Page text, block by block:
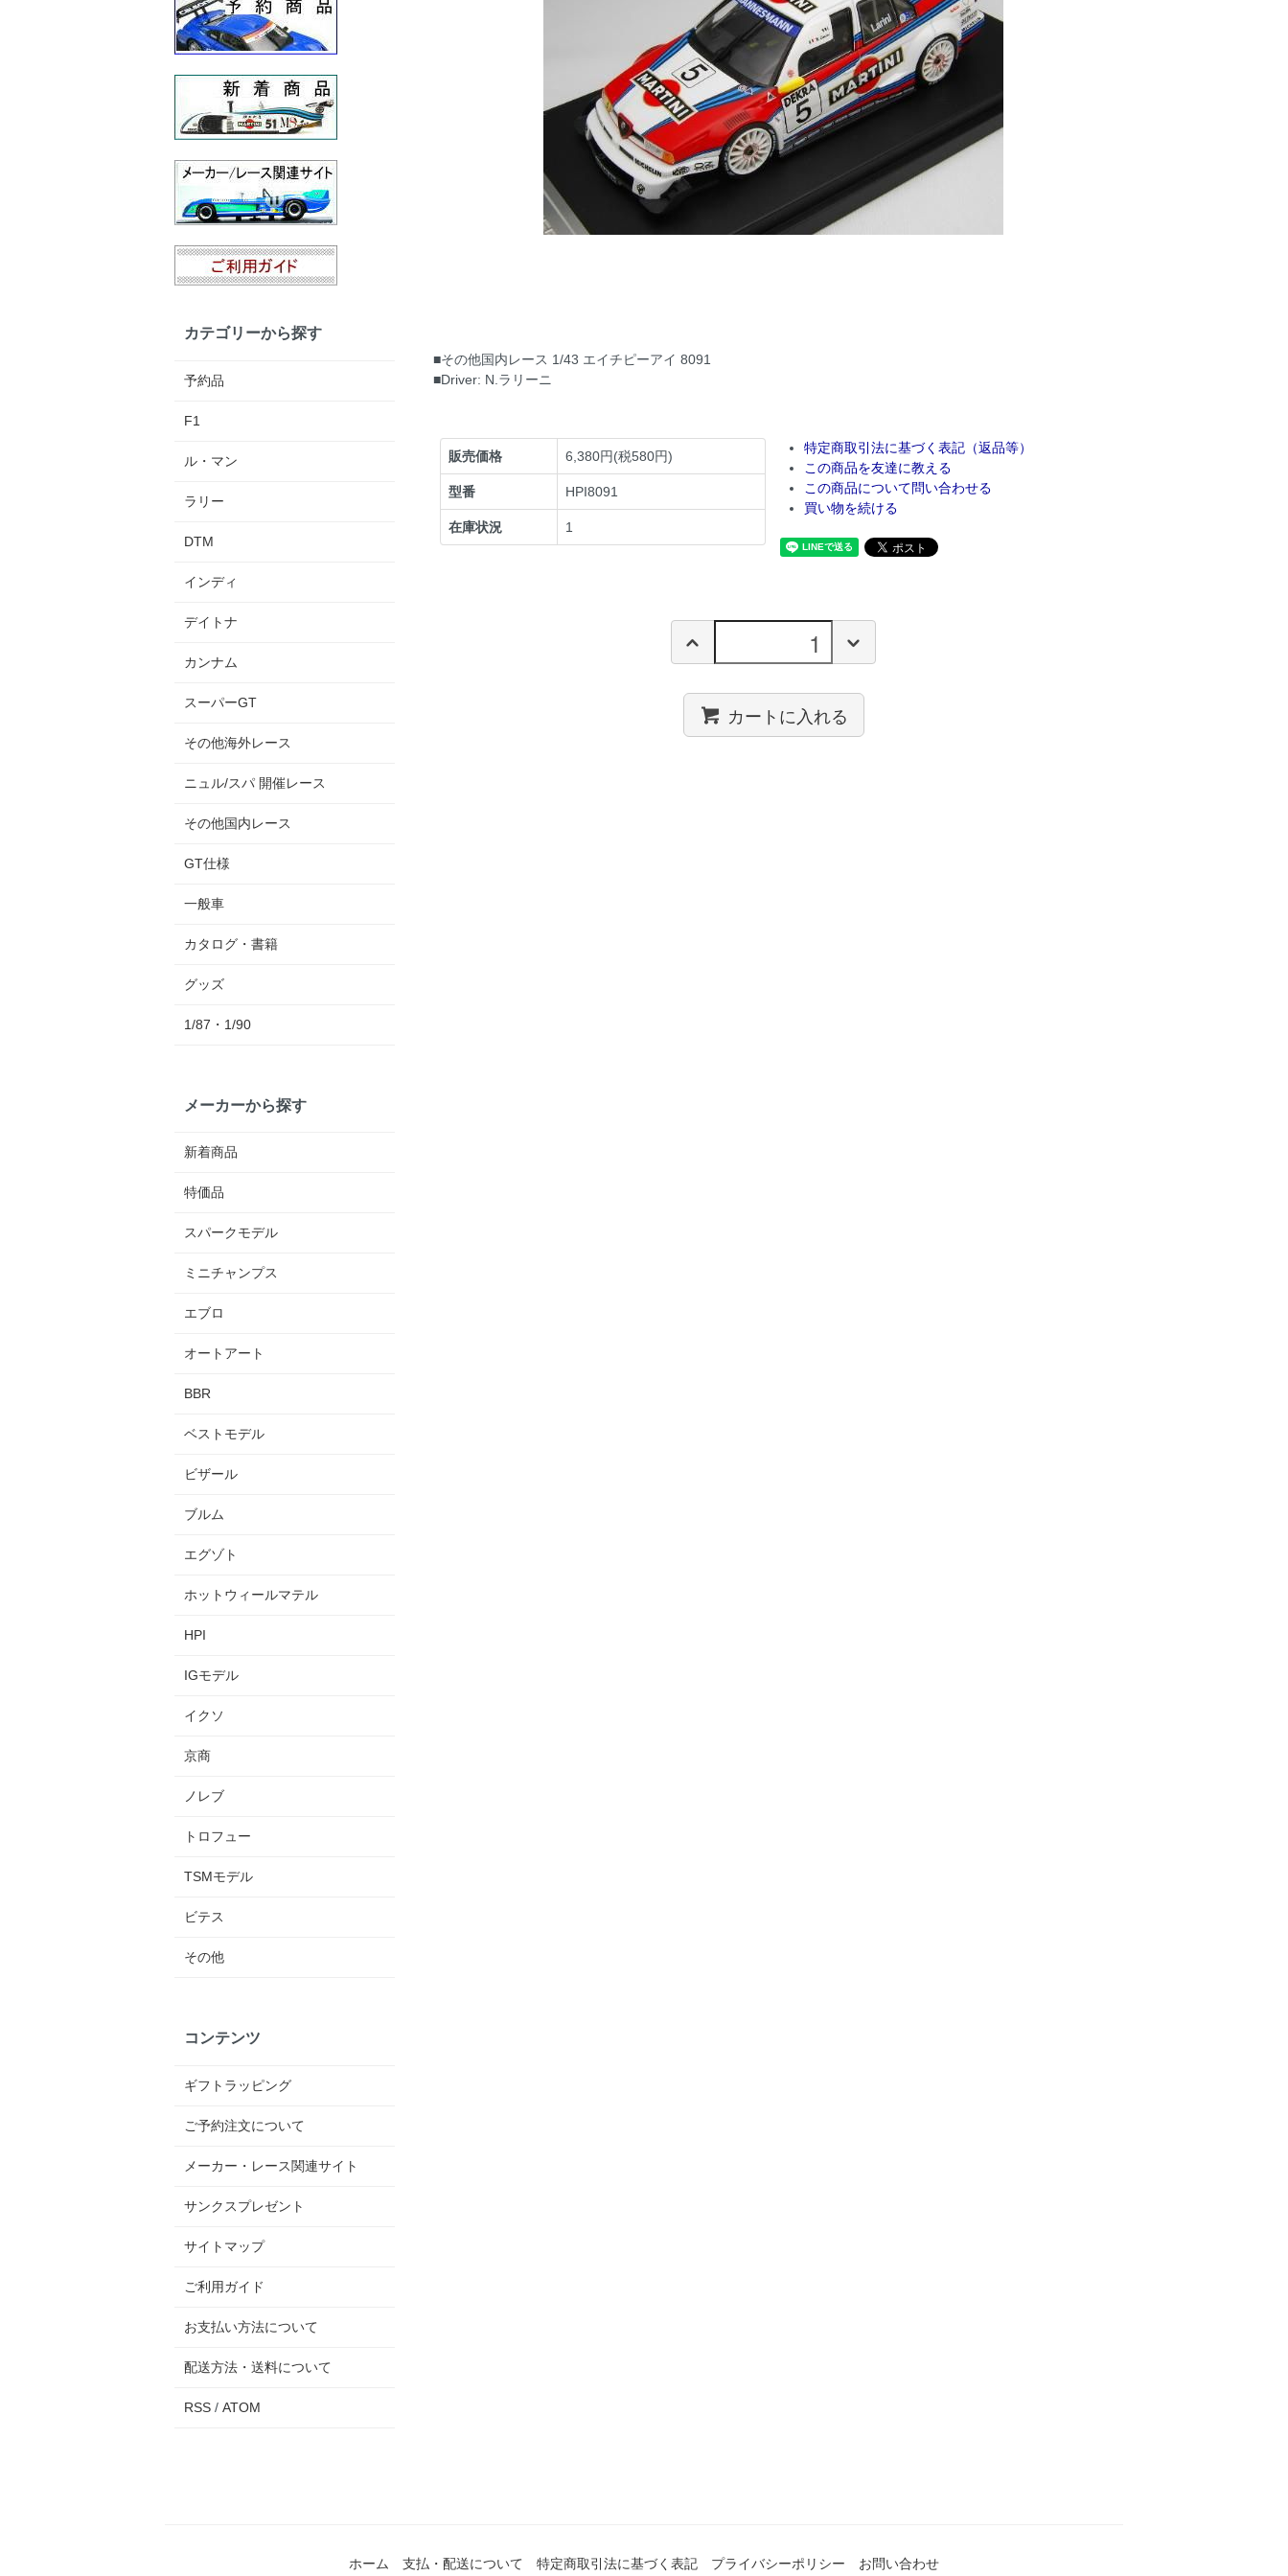
■その他国内レース 1/43 エイチピーアイ 8091
■Driver: N.ラリーニ
販売価格 6,380円(税580円)
型番 HPI8091
在庫状況 1
特定商取引法に基づく表記（返品等）
この商品を友達に教える
この商品について問い合わせる
買い物を続ける
カートに入れる
カテゴリーから探す
予約品
F1
ル・マン
ラリー
DTM
インディ
デイトナ
カンナム
スーパーGT
その他海外レース
ニュル/スパ 開催レース
その他国内レース
GT仕様
一般車
カタログ・書籍
グッズ
1/87・1/90
メーカーから探す
新着商品
特価品
スパークモデル
ミニチャンプス
エブロ
オートアート
BBR
ベストモデル
ビザール
ブルム
エグゾト
ホットウィールマテル
HPI
IGモデル
イクソ
京商
ノレブ
トロフュー
TSMモデル
ビテス
その他
コンテンツ
ギフトラッピング
ご予約注文について
メーカー・レース関連サイト
サンクスプレゼント
サイトマップ
ご利用ガイド
お支払い方法について
配送方法・送料について
RSS / ATOM
ホーム 支払・配送について 特定商取引法に基づく表記 プライバシーポリシー お問い合わせ